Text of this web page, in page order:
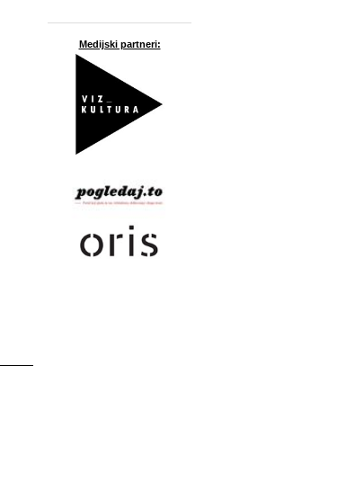
Medijski partneri: